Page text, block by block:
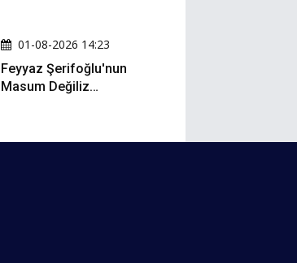
01-08-2026 14:23
Feyyaz Şerifoğlu'nun
Masum Değiliz
Oldu